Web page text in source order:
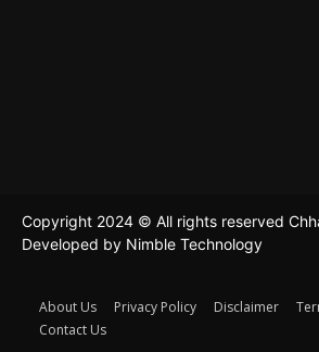
Copyright 2024 © All rights reserved
Developed by Nimble Technology
About Us Privacy Policy Disclaimer
Contact Us